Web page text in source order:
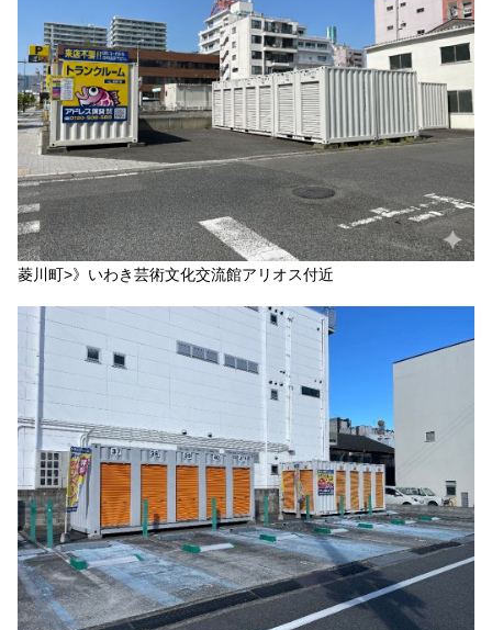
菱川町>》いわき芸術文化交流館アリオス付近